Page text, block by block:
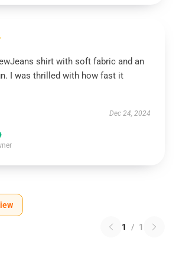
shirt with soft fabric and an
I was thrilled with how fast it
Dec 24, 2024
1 / 1